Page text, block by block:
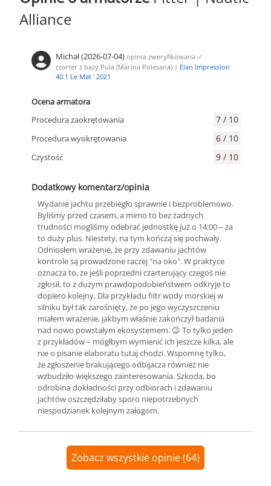
Alliance
Michał (2026-07-04) opinia zweryfikowana ✅
czarter z bazy Pula (Marina Polesana) | Elan Impression
40.1 Le Mat ' 2021
Ocena armatora
Procedura zaokrętowania
7 / 10
Procedura wyokrętowania 6 / 10
Czystość 9 / 10
Dodatkowy komentarz/opinia
Wydanie jachtu przebiegło sprawnie i bezproblemowo.
Byliśmy przed czasem, a mimo to bez żadnych
trudności mogliśmy odebrać jednostkę już o 14:00 – za
to duży plus. Niestety, na tym kończą się pochwały.
Odniosłem wrażenie, że przy zdawaniu jachtów
kontrole są prowadzone raczej "na oko". W praktyce
oznacza to, że jeśli poprzedni czarterujący czegoś nie
zgłosił, to z dużym prawdopodobieństwem odkryje to
dopiero kolejny. Dla przykładu filtr wody morskiej w
silniku był tak zarośnięty, że po jego wyczyszczeniu
miałem wrażenie, jakbym właśnie zakończył badania
nad nowo powstałym ekosystemem. 😉 To tylko jeden
z przykładów – mógłbym wymienić ich jeszcze kilka, ale
nie o pisanie elaboratu tutaj chodzi. Wspomnę tylko,
że zgłoszenie brakującego odbijacza również nie
wzbudziło większego zainteresowania. Szkoda, bo
odrobina dokładności przy odbiorach i zdawaniu
jachtów oszczędziłaby sporo niepotrzebnych
niespodzianek kolejnym załogom.
Zobacz wszystkie opinie (64)